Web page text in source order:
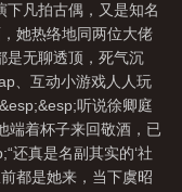
凡拍古偶，又是知名
她热络地同两位大佬
是无聊透顶，死气沉
、互动小游戏人人玩
听说徐卿庭
端着杯子来回敬酒，已
还真是名副其实的‘社
都是她来，当下虞昭